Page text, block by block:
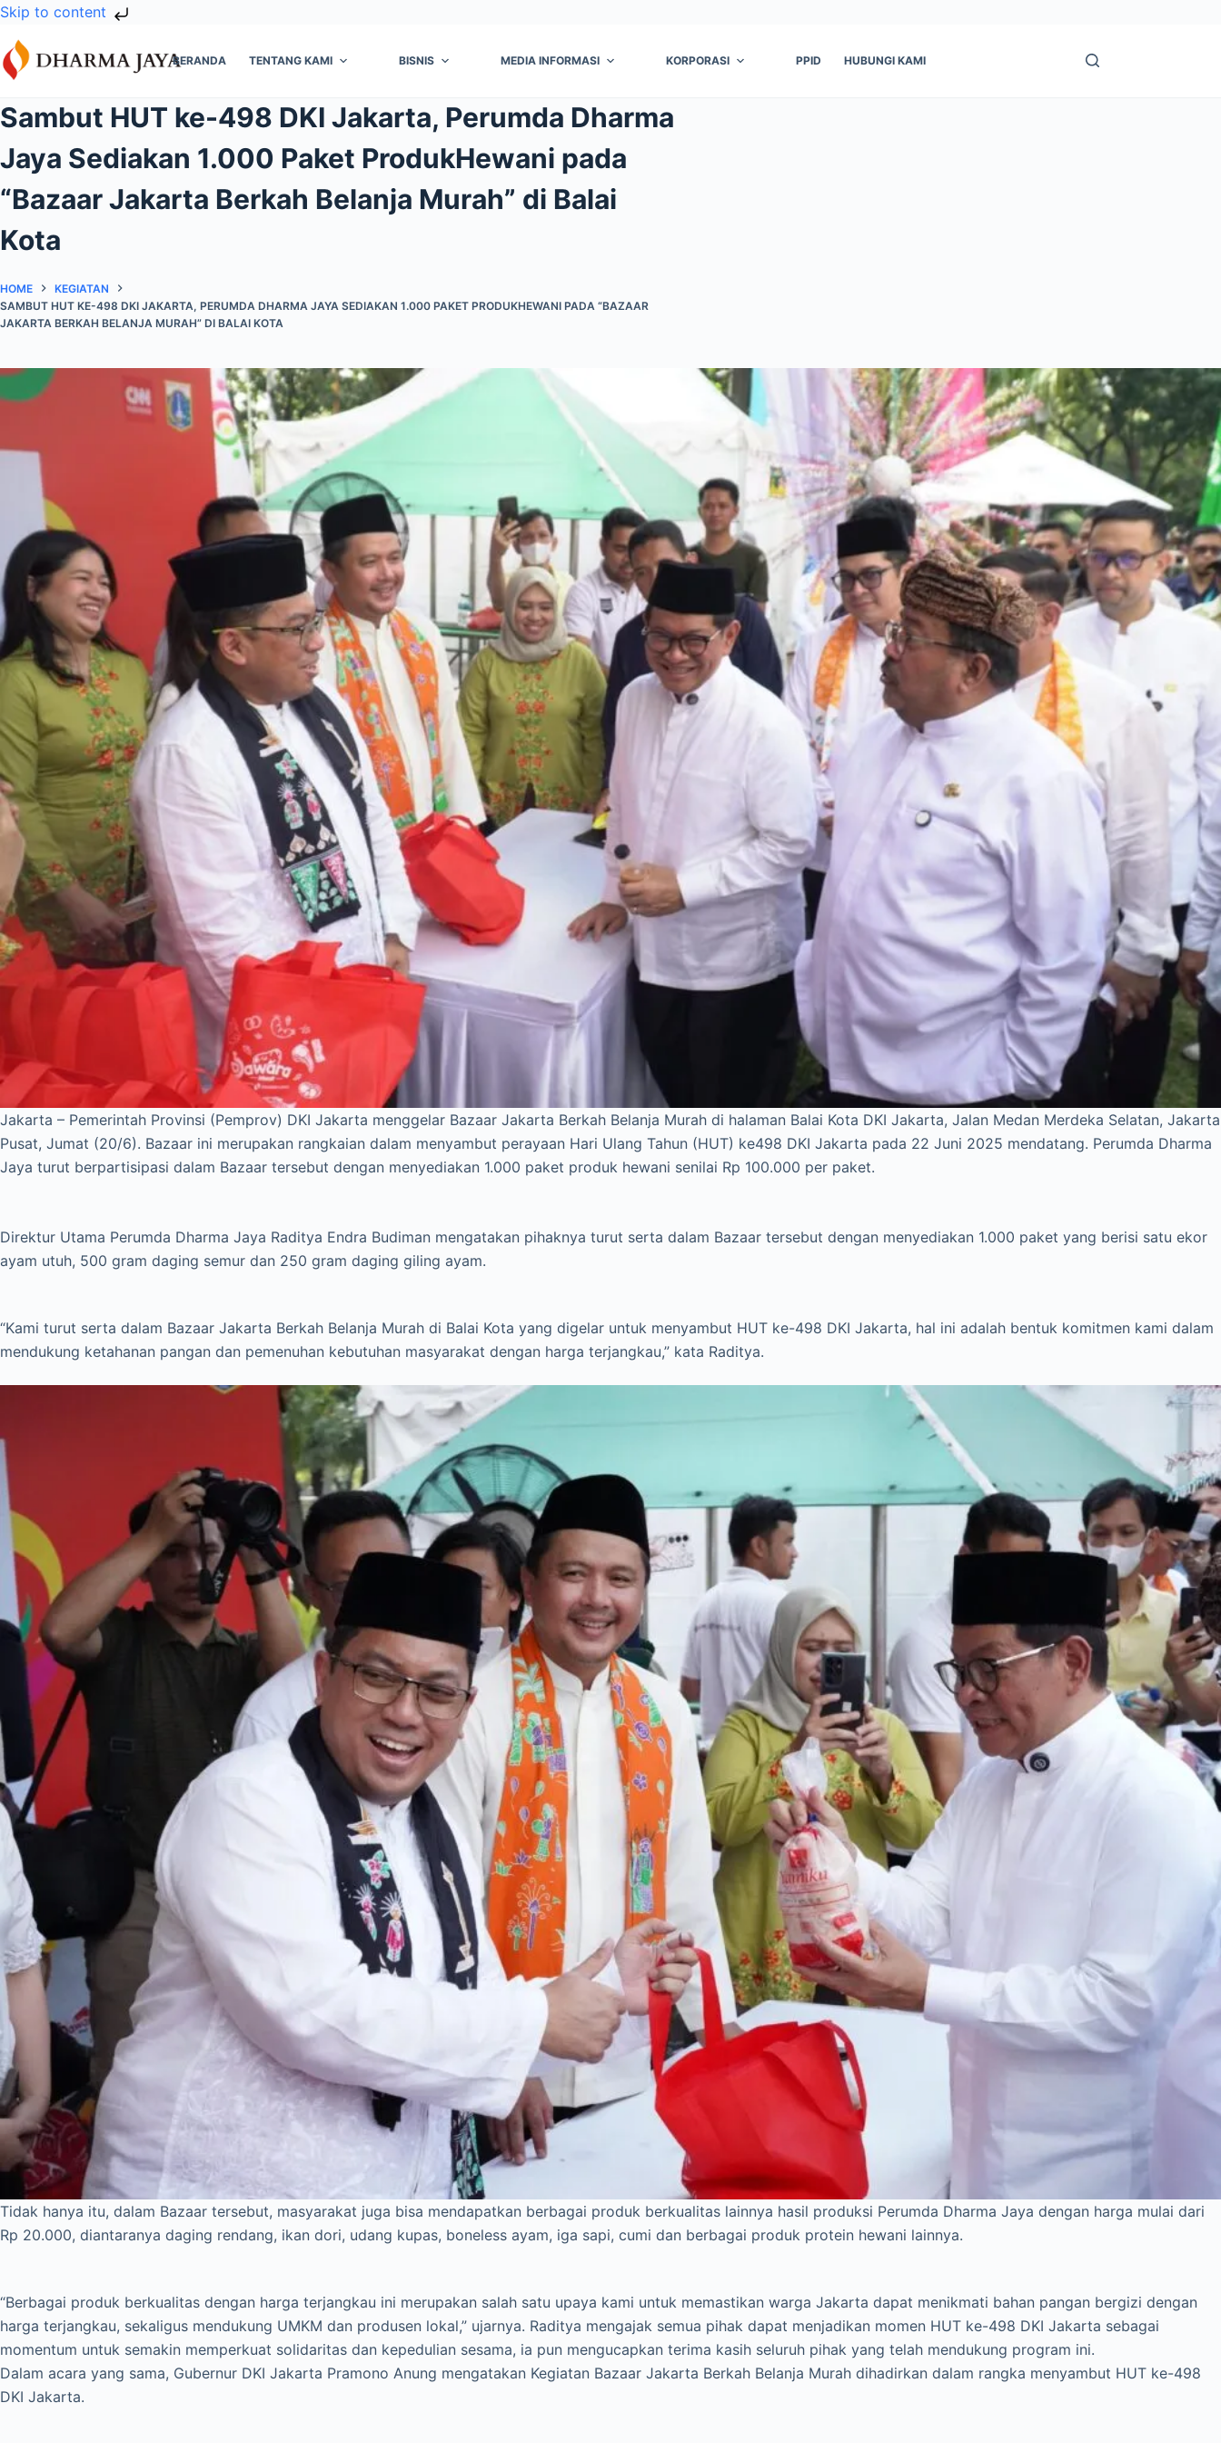
Skip to content
Skip
to
content
BERANDA TENTANG KAMI BISNIS MEDIA INFORMASI KORPORASI PPID HUBUNGI KAMI
Sambut HUT ke-498 DKI Jakarta, Perumda Dharma
Jaya Sediakan 1.000 Paket ProdukHewani pada
“Bazaar Jakarta Berkah Belanja Murah” di Balai
Kota
HOME
KEGIATAN
SAMBUT HUT KE-498 DKI JAKARTA, PERUMDA DHARMA JAYA SEDIAKAN 1.000 PAKET PRODUKHEWANI PADA “BAZAAR
JAKARTA BERKAH BELANJA MURAH” DI BALAI KOTA
Jakarta – Pemerintah Provinsi (Pemprov) DKI Jakarta menggelar Bazaar Jakarta Berkah Belanja Murah di halaman Balai Kota DKI Jakarta, Jalan Medan Merdeka Selatan, Jakarta
Pusat, Jumat (20/6). Bazaar ini merupakan rangkaian dalam menyambut perayaan Hari Ulang Tahun (HUT) ke498 DKI Jakarta pada 22 Juni 2025 mendatang. Perumda Dharma
Jaya turut berpartisipasi dalam Bazaar tersebut dengan menyediakan 1.000 paket produk hewani senilai Rp 100.000 per paket.
Direktur Utama Perumda Dharma Jaya Raditya Endra Budiman mengatakan pihaknya turut serta dalam Bazaar tersebut dengan menyediakan 1.000 paket yang berisi satu ekor
ayam utuh, 500 gram daging semur dan 250 gram daging giling ayam.
“Kami turut serta dalam Bazaar Jakarta Berkah Belanja Murah di Balai Kota yang digelar untuk menyambut HUT ke-498 DKI Jakarta, hal ini adalah bentuk komitmen kami dalam
mendukung ketahanan pangan dan pemenuhan kebutuhan masyarakat dengan harga terjangkau,” kata Raditya.
Tidak hanya itu, dalam Bazaar tersebut, masyarakat juga bisa mendapatkan berbagai produk berkualitas lainnya hasil produksi Perumda Dharma Jaya dengan harga mulai dari
Rp 20.000, diantaranya daging rendang, ikan dori, udang kupas, boneless ayam, iga sapi, cumi dan berbagai produk protein hewani lainnya.
“Berbagai produk berkualitas dengan harga terjangkau ini merupakan salah satu upaya kami untuk memastikan warga Jakarta dapat menikmati bahan pangan bergizi dengan
harga terjangkau, sekaligus mendukung UMKM dan produsen lokal,” ujarnya. Raditya mengajak semua pihak dapat menjadikan momen HUT ke-498 DKI Jakarta sebagai
momentum untuk semakin memperkuat solidaritas dan kepedulian sesama, ia pun mengucapkan terima kasih seluruh pihak yang telah mendukung program ini.
Dalam acara yang sama, Gubernur DKI Jakarta Pramono Anung mengatakan Kegiatan Bazaar Jakarta Berkah Belanja Murah dihadirkan dalam rangka menyambut HUT ke-498
DKI Jakarta.